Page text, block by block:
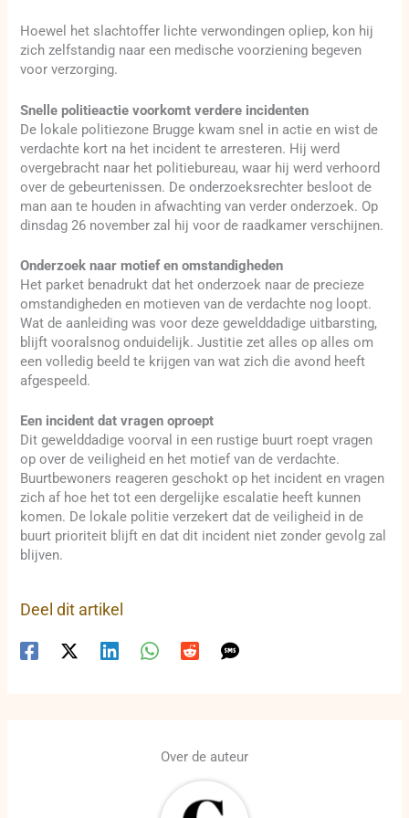
Hoewel het slachtoffer lichte verwondingen opliep, kon hij
zich zelfstandig naar een medische voorziening begeven
voor verzorging.
Snelle politieactie voorkomt verdere incidenten
De lokale politiezone Brugge kwam snel in actie en wist de
verdachte kort na het incident te arresteren. Hij werd
overgebracht naar het politiebureau, waar hij werd verhoord
over de gebeurtenissen. De onderzoeksrechter besloot de
man aan te houden in afwachting van verder onderzoek. Op
dinsdag 26 november zal hij voor de raadkamer verschijnen.
Onderzoek naar motief en omstandigheden
Het parket benadrukt dat het onderzoek naar de precieze
omstandigheden en motieven van de verdachte nog loopt.
Wat de aanleiding was voor deze gewelddadige uitbarsting,
blijft vooralsnog onduidelijk. Justitie zet alles op alles om
een volledig beeld te krijgen van wat zich die avond heeft
afgespeeld.
Een incident dat vragen oproept
Dit gewelddadige voorval in een rustige buurt roept vragen
op over de veiligheid en het motief van de verdachte.
Buurtbewoners reageren geschokt op het incident en vragen
zich af hoe het tot een dergelijke escalatie heeft kunnen
komen. De lokale politie verzekert dat de veiligheid in de
buurt prioriteit blijft en dat dit incident niet zonder gevolg zal
blijven.
Deel dit artikel
Over de auteur